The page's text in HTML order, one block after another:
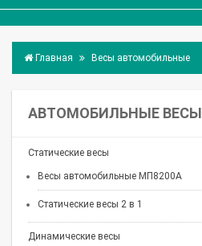
Главная Весы автомобильные
АВТОМОБИЛЬНЫЕ ВЕСЫ
Статические весы
Весы автомобильные МП8200А
Статические весы 2 в 1
Динамические весы